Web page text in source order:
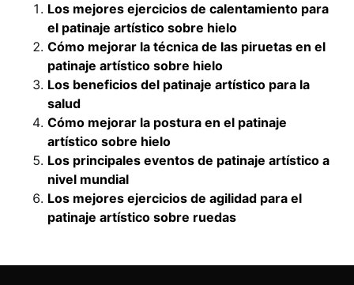
Los mejores ejercicios de calentamiento para
el patinaje artístico sobre hielo
Cómo mejorar la técnica de las piruetas en el
patinaje artístico sobre hielo
Los beneficios del patinaje artístico para la
salud
Cómo mejorar la postura en el patinaje
artístico sobre hielo
Los principales eventos de patinaje artístico a
nivel mundial
Los mejores ejercicios de agilidad para el
patinaje artístico sobre ruedas